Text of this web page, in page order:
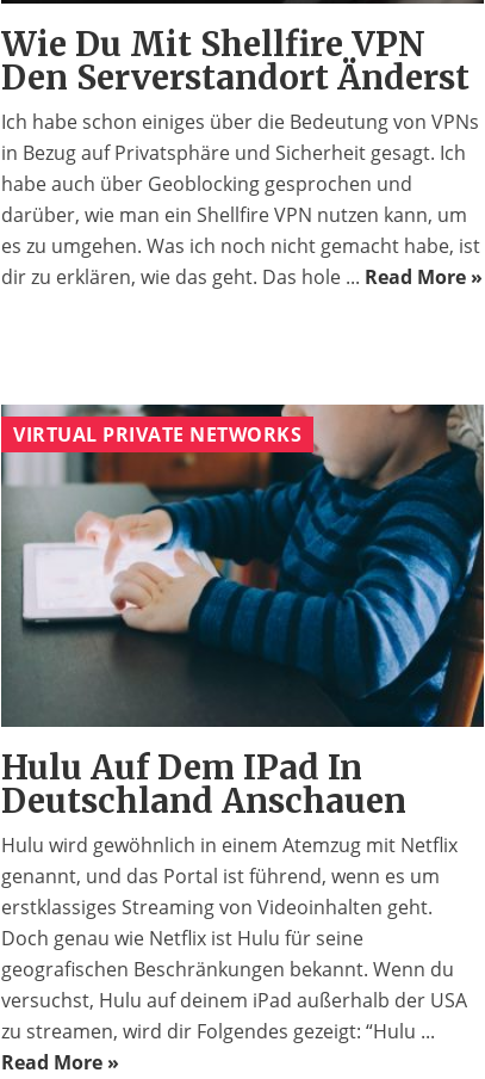
Wie Du Mit Shellfire VPN
Den Serverstandort Änderst
Ich habe schon einiges über die Bedeutung von VPNs
in Bezug auf Privatsphäre und Sicherheit gesagt. Ich
habe auch über Geoblocking gesprochen und
darüber, wie man ein Shellfire VPN nutzen kann, um
es zu umgehen. Was ich noch nicht gemacht habe, ist
dir zu erklären, wie das geht. Das hole ... Read More »
VIRTUAL PRIVATE NETWORKS
Hulu Auf Dem IPad In
Deutschland Anschauen
Hulu wird gewöhnlich in einem Atemzug mit Netflix
genannt, und das Portal ist führend, wenn es um
erstklassiges Streaming von Videoinhalten geht.
Doch genau wie Netflix ist Hulu für seine
geografischen Beschränkungen bekannt. Wenn du
versuchst, Hulu auf deinem iPad außerhalb der USA
zu streamen, wird dir Folgendes gezeigt: “Hulu ...
Read More »